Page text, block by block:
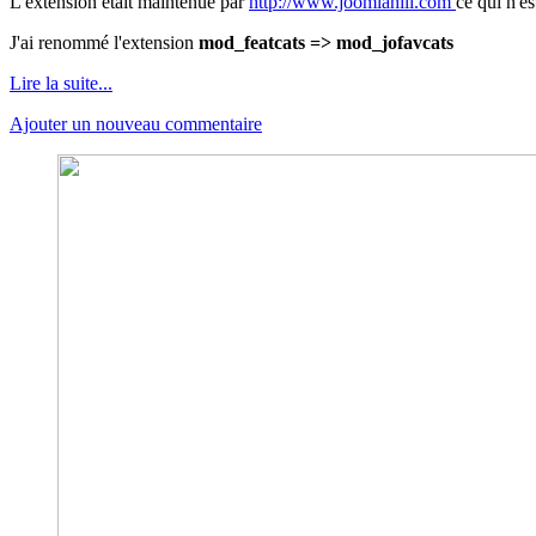
J'ai renommé l'extension mod_featcats => mod_jofavcats
Lire la suite...
Ajouter un nouveau commentaire